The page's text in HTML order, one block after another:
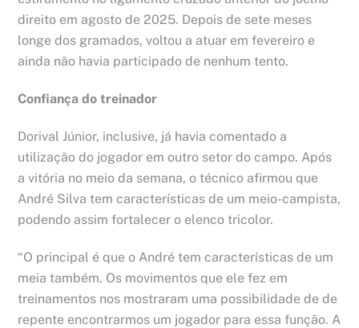
direito em agosto de 2025. Depois de sete meses
longe dos gramados, voltou a atuar em fevereiro e
ainda não havia participado de nenhum tento.
Confiança do treinador
Dorival Júnior, inclusive, já havia comentado a
utilização do jogador em outro setor do campo. Após
a vitória no meio da semana, o técnico afirmou que
André Silva tem características de um meio-campista,
podendo assim fortalecer o elenco tricolor.
“O principal é que o André tem características de um
meia também. Os movimentos que ele fez em
treinamentos nos mostraram uma possibilidade de de
repente encontrarmos um jogador para essa função. A